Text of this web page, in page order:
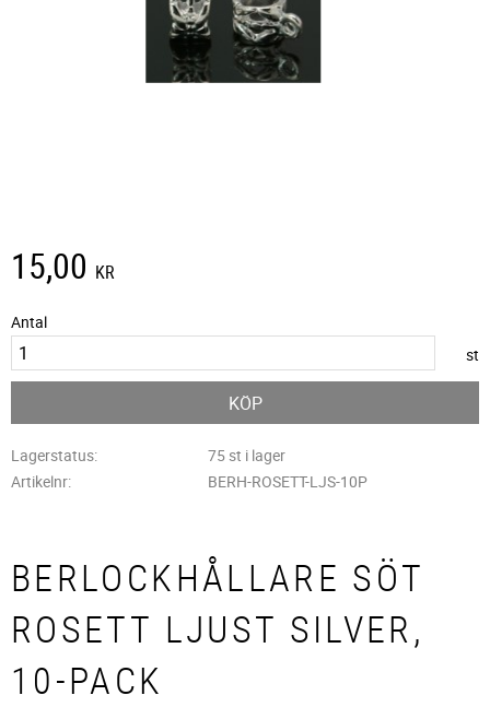
15,00 KR
Antal
st
KÖP
Lagerstatus
75 st i lager
Artikelnr
BERH-ROSETT-LJS-10P
BERLOCKHÅLLARE SÖT
ROSETT LJUST SILVER,
10-PACK